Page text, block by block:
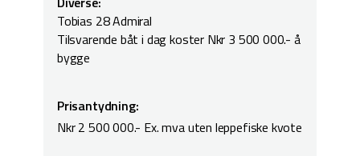
Tobias 28 Admiral
Tilsvarende båt i dag koster Nkr 3 500 000.- å
bygge
Prisantydning:
Nkr 2 500 000.- Ex. mva uten leppefiske kvote